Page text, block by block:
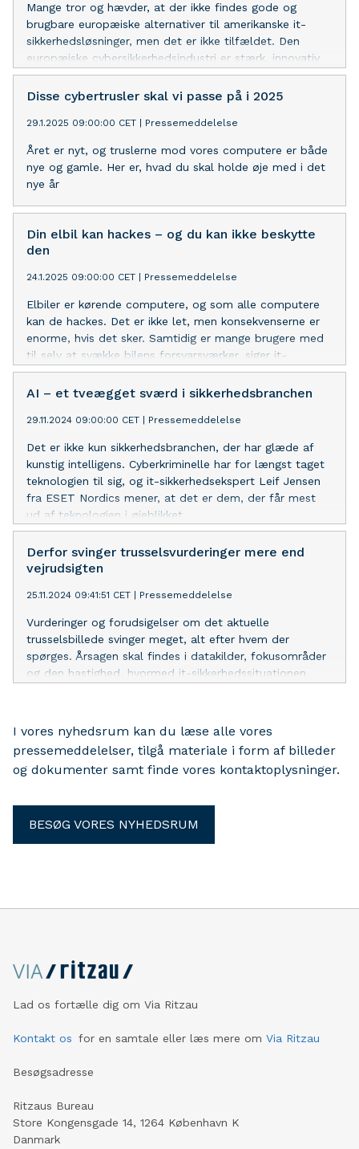
Mange tror og hævder, at der ikke findes gode og
brugbare europæiske alternativer til amerikanske it-
sikkerhedsløsninger, men det er ikke tilfældet. Den
europæiske cybersikkerhedsindustri er stærk, innovativ
og fuldt ud i stand til at sikre europæiske
virksomheders it
Disse cybertrusler skal vi passe på i 2025
29.1.2025 09:00:00 CET Pressemeddelelse
Året er nyt, og truslerne mod vores computere er både
nye og gamle. Her er, hvad du skal holde øje med i det
nye år
Din elbil kan hackes – og du kan ikke beskytte
den
24.1.2025 09:00:00 CET Pressemeddelelse
Elbiler er kørende computere, og som alle computere
kan de hackes. Det er ikke let, men konsekvenserne er
enorme, hvis det sker. Samtidig er mange brugere med
til selv at svække bilens forsvarsværker, siger it-
sikkerhedsekspert fra ESET Nordics, Leif Jensen
AI – et tveægget sværd i sikkerhedsbranchen
29.11.2024 09:00:00 CET Pressemeddelelse
Det er ikke kun sikkerhedsbranchen, der har glæde af
kunstig intelligens. Cyberkriminelle har for længst taget
teknologien til sig, og it-sikkerhedsekspert Leif Jensen
fra ESET Nordics mener, at det er dem, der får mest
ud af teknologien i øjeblikket
Derfor svinger trusselsvurderinger mere end
vejrudsigten
25.11.2024 09:41:51 CET Pressemeddelelse
Vurderinger og forudsigelser om det aktuelle
trusselsbillede svinger meget, alt efter hvem der
spørges. Årsagen skal findes i datakilder, fokusområder
og den hastighed, hvormed it-sikkerhedssituationen
I vores nyhedsrum kan du læse alle vores
pressemeddelelser, tilgå materiale i form af billeder
og dokumenter samt finde vores kontaktoplysninger.
BESØG VORES NYHEDSRUM
Lad os fortælle dig om Via Ritzau
Kontakt os for en samtale eller læs mere om Via Ritzau
Besøgsadresse
Ritzaus Bureau
Store Kongensgade 14, 1264 København K
Danmark